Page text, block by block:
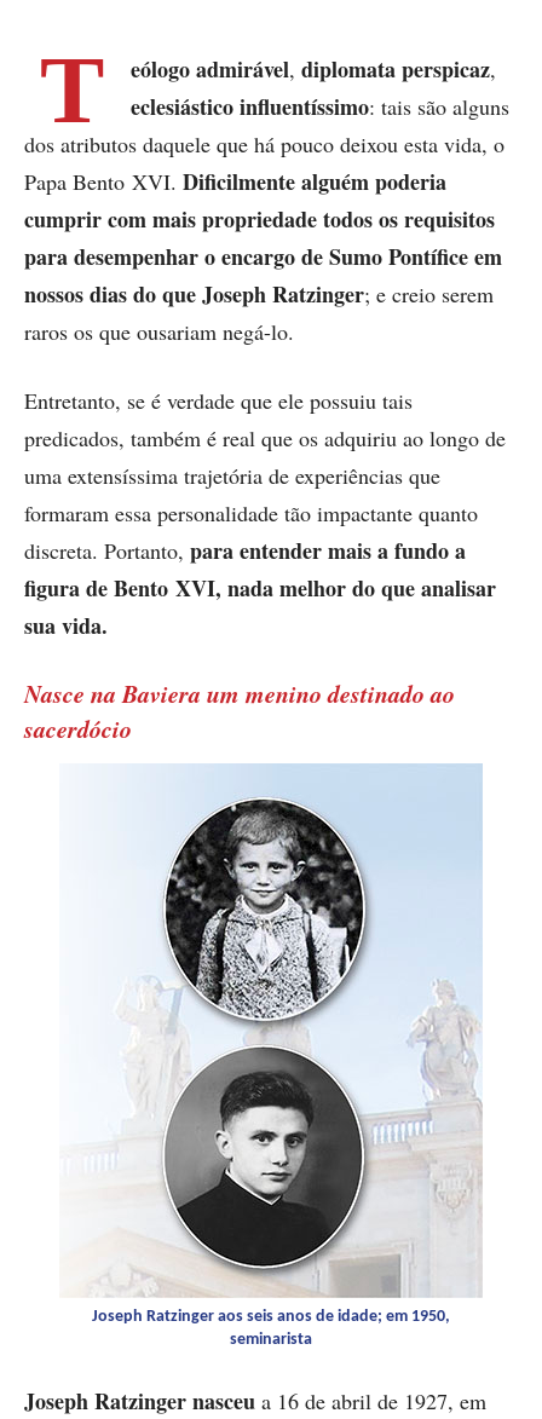
T eólogo admirável, diplomata perspicaz,
eclesiástico influentíssimo: tais são alguns
dos atributos daquele que há pouco deixou esta vida, o
Papa Bento XVI. Dificilmente alguém poderia
cumprircom mais propriedade todos os requisitos
para desempenhar o encargode Sumo Pontíficeem
nossos dias do que Joseph Ratzinger; e creio serem
raros os que ousariam negá-lo.
Entretanto, se é verdade que ele possuiu tais
predicados, também é real que os adquiriu ao longo de
uma extensíssima trajetória de experiências que
formaram essa personalidade tão impactante quanto
discreta. Portanto, para entender mais a fundo a
figura de Bento XVI, nada melhor do que analisar
sua vida.
Nasce na Baviera um menino destinado ao
sacerdócio
Joseph Ratzinger aos seis anos de idade; em 1950,
seminarista
Joseph Ratzinger nasceu a 16 de abril de 1927, em